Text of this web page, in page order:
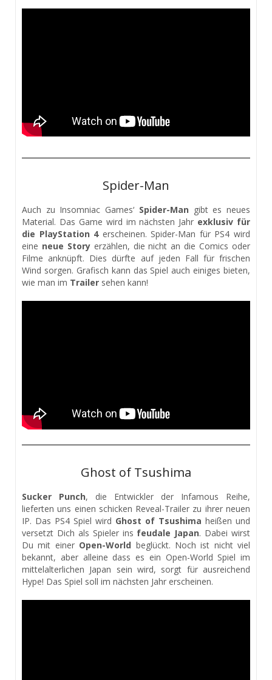
Spider-Man
Auch zu Insomniac Games‘ Spider-Man gibt es neues
Material. Das Game wird im nächsten Jahr exklusiv für
die PlayStation 4erscheinen. Spider-Man für PS4 wird
eine neue Storyerzählen, die nicht an die Comics oder
Filme anknüpft. Dies dürfte auf jeden Fall für frischen
Wind sorgen. Grafisch kann das Spiel auch einiges bieten,
wie man im Trailer sehen kann!
Ghost of Tsushima
Sucker Punch, die Entwickler der Infamous Reihe,
lieferten uns einen schicken Reveal-Trailer zu ihrer neuen
IP. Das PS4 Spiel wird Ghost of Tsushima heißen und
versetzt Dich als Spieler ins feudale Japan. Dabei wirst
Du mit einer Open-World beglückt. Noch ist nicht viel
bekannt, aber alleine dass es ein Open-World Spiel im
mittelalterlichen Japan sein wird, sorgt für ausreichend
Hype! Das Spiel soll im nächsten Jahr erscheinen.